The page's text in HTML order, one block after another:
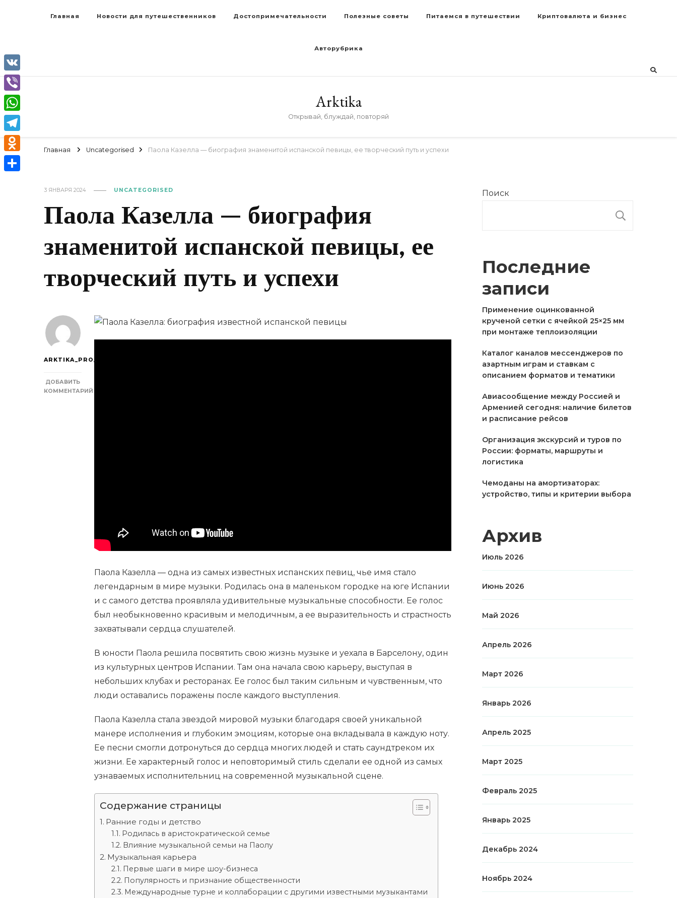
Главная Новости для путешественников Достопримечательности Полезные советы Питаемся в путешествии Криптовалюта и бизнес
Авторубрика
Arktika
Открывай, блуждай, повторяй
Главная Uncategorised Паола Казелла — биография знаменитой испанской певицы, ее творческий путь и успехи
3 ЯНВАРЯ 2024 UNCATEGORISED
Паола Казелла — биография
знаменитой испанской певицы, ее
творческий путь и успехи
ARKTIKA_PRO_
ДОБАВИТЬ
КОММЕНТАРИЙ
Паола Казелла — одна из самых известных испанских певиц, чье имя стало
легендарным в мире музыки. Родилась она в маленьком городке на юге Испании
и с самого детства проявляла удивительные музыкальные способности. Ее голос
был необыкновенно красивым и мелодичным, а ее выразительность и страстность
захватывали сердца слушателей.
В юности Паола решила посвятить свою жизнь музыке и уехала в Барселону, один
из культурных центров Испании. Там она начала свою карьеру, выступая в
небольших клубах и ресторанах. Ее голос был таким сильным и чувственным, что
люди оставались поражены после каждого выступления.
Паола Казелла стала звездой мировой музыки благодаря своей уникальной
манере исполнения и глубоким эмоциям, которые она вкладывала в каждую ноту.
Ее песни смогли дотронуться до сердца многих людей и стать саундтреком их
жизни. Ее характерный голос и неповторимый стиль сделали ее одной из самых
узнаваемых исполнительниц на современной музыкальной сцене.
Содержание страницы
Ранние годы и детство
Родилась в аристократической семье
Влияние музыкальной семьи на Паолу
Музыкальная карьера
Первые шаги в мире шоу-бизнеса
Популярность и признание общественности
Международные турне и коллаборации с другими известными музыкантами
Поиск
Последние
записи
Применение оцинкованной
крученой сетки с ячейкой 25×25 мм
при монтаже теплоизоляции
Каталог каналов мессенджеров по
азартным играм и ставкам с
описанием форматов и тематики
Авиасообщение между Россией и
Арменией сегодня: наличие билетов
и расписание рейсов
Организация экскурсий и туров по
России: форматы, маршруты и
логистика
Чемоданы на амортизаторах:
устройство, типы и критерии выбора
Архив
Июль 2026
Июнь 2026
Май 2026
Апрель 2026
Март 2026
Январь 2026
Апрель 2025
Март 2025
Февраль 2025
Январь 2025
Декабрь 2024
Ноябрь 2024
VK
Viber
WhatsApp
Telegram
Odnoklassniki